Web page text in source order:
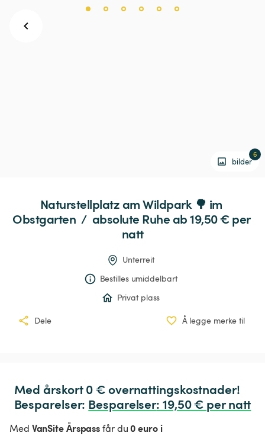
bilder
6
NaturstellplatzamWildpark 🌳 im
Obstgarten / absolute Ruhe ab 19,50 € per
natt
Unterreit
Bestilles umiddelbart
Privat plass
Dele Å legge merke til
Med årskort 0 € overnattingskostnader!
Besparelser: Besparelser: 19,50 € per natt
Med VanSite Årspassfår du0 euro i